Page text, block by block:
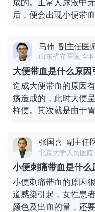
成的。正常人尿液中
后，便会出现小便带
中如有一毫升的血液
尿的原因较多：如肾
造成肾脏的滤过膜破
入到尿液中而形成血
下视野，尿沉渣中出
的相关疾病，如泌尿
瘤以及囊肿等疾病均
马伟 副主任医
山东省立医院 全科
大便带血是什么原因
造成大便带血的原因
疡造成的，此时大便
样便。其次就是由于
张破裂之后引发的出
化。另外还有可能是
像维生素缺乏症或者
问题引起的，比如细
疾病，最后还有可能
会引起大便带血。
张国喜 副主任
北京大学人民医院
小便刺痛带血是什么
小便刺痛带血的原因
道感染引起，女性患
颜色及出血的量，还